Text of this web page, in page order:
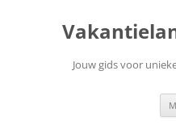
Jouw gids voor